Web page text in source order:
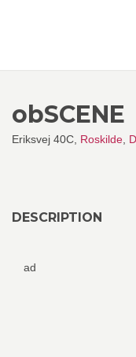
obSCENE
Eriksvej 40C, Roskilde
DESCRIPTION
ad